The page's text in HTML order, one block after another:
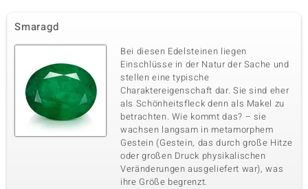
Fünfter Edelstein
Edelsteinvarietät Anzahl und Größe
4 à 1,5 mm
Karatgewicht Summe
0,054 ct
Schliff
Rundschliff
Fassung
Krappenfassung
Herkunft
Sambia
Smaragd
Bei diesen Edelsteinen liegen
Einschlüsse in der Natur der Sache und
stellen eine typische
Charaktereigenschaft dar. Sie sind eher
als Schönheitsfleck denn als Makel zu
betrachten. Wie kommt das? – sie
wachsen langsam in metamorphem
Gestein (Gestein, das durch große Hitze
oder großen Druck physikalischen
Veränderungen ausgeliefert war), was
ihre Größe begrenzt.